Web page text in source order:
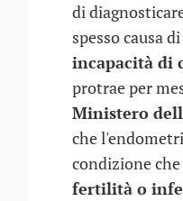
di
spesso causa
incapacità di
protrae per
Ministero
che
condizione
fertilità o